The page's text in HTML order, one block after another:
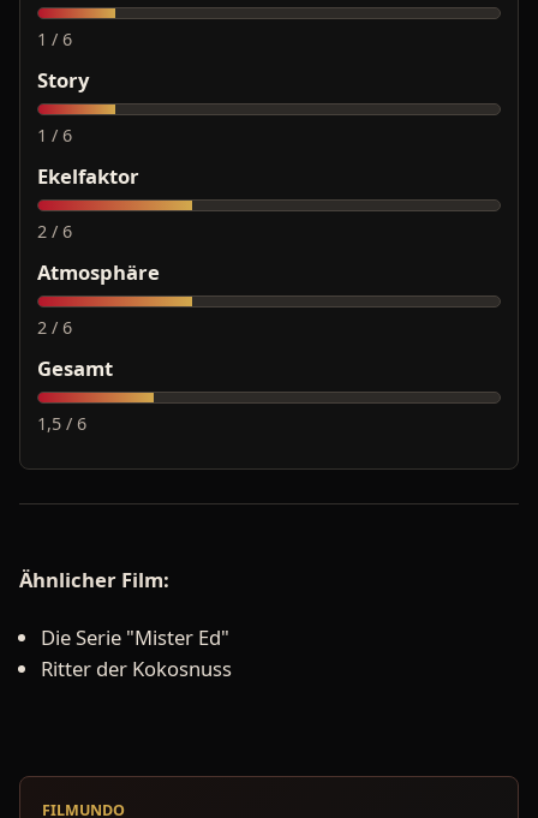
1 / 6
Story
1 / 6
Ekelfaktor
2 / 6
Atmosphäre
2 / 6
Gesamt
1,5 / 6
Ähnlicher Film:
Die Serie "Mister Ed"
Ritter der Kokosnuss
FILMUNDO